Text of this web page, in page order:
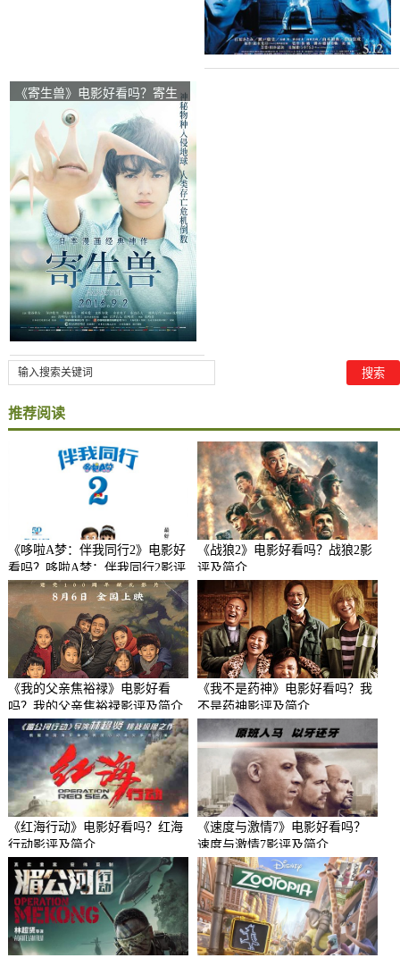
《寄生兽》电影好看吗？寄生
兽影评及简介
推荐阅读
《哆啦A梦：伴我同行2》电影好
看吗？哆啦A梦：伴我同行2影评
及简介
《战狼2》电影好看吗？战狼2影
评及简介
《我的父亲焦裕禄》电影好看
吗？我的父亲焦裕禄影评及简介
《我不是药神》电影好看吗？我
不是药神影评及简介
《红海行动》电影好看吗？红海
行动影评及简介
《速度与激情7》电影好看吗？
速度与激情7影评及简介